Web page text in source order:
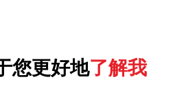
您更好地了解我